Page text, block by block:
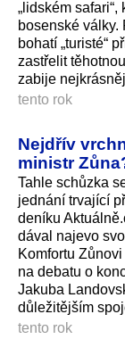
„lidském
bosenské
bohatí „turisté“
zastřelit
zabije
tento rok
Nejdřív
ministr
Tahle schůzka
jednání trvající
deníku
dával najevo
Komfortu
na debatu o
Jakuba
důležitějším
tento rok